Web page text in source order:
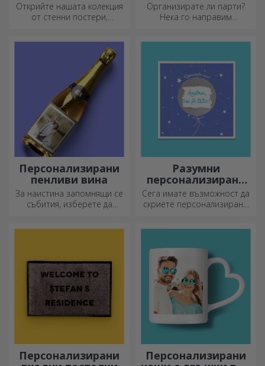
Открийте нашата колекция
от стенни постери,
преобразят всяко
пространство. Модерни
дизайни, ярки цветове и
първокласно качество –
идеални за добавяне на
индивидуалност към вашия
дом, офис или студио.
Организирате ли парти?
Нека го направим
атмосферата.
Персонализирани
пенливи вина
За наистина запомнящи се
събития, изберете да
Разумни
персонализирани
поздравителни
картички и
картички
Сега имате възможност да
скриете персонализирано
Персонализирани Персонализирани